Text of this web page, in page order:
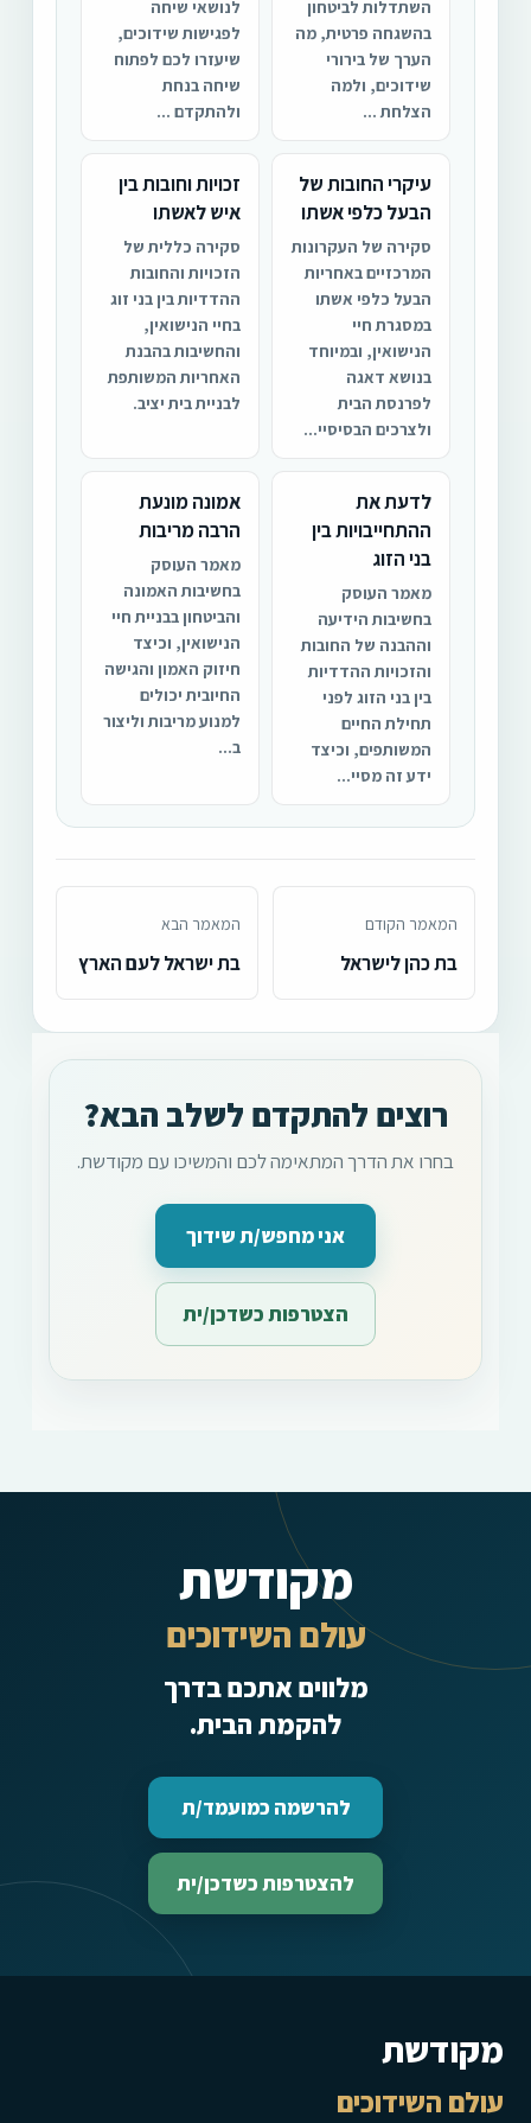
השתדלות לביטחון
בהשגחה פרטית, מה
הערך של בירורי
שידוכים, ולמה
הצלחת ...
לנושאי שיחה
לפגישות שידוכים,
שיעזרו לכם לפתוח
שיחה בנחת
ולהתקדם ...
עיקרי החובות של
הבעל כלפי אשתו
סקירה של העקרונות
המרכזיים באחריות
הבעל כלפי אשתו
במסגרת חיי
הנישואין, ובמיוחד
בנושא דאגה
לפרנסת הבית
ולצרכים הבסיסיי...
זכויות וחובות בין
איש לאשתו
סקירה כללית של
הזכויות והחובות
ההדדיות בין בני זוג
בחיי הנישואין,
והחשיבות בהבנת
האחריות המשותפת
לבניית בית יציב.
לדעת את
ההתחייבויות בין
בני הזוג
מאמר העוסק
בחשיבות הידיעה
וההבנה של החובות
והזכויות ההדדיות
בין בני הזוג לפני
תחילת החיים
המשותפים, וכיצד
ידע זה מסיי...
אמונה מונעת
הרבה מריבות
מאמר העוסק
בחשיבות האמונה
והביטחון בבניית חיי
הנישואין, וכיצד
חיזוק האמון והגישה
החיובית יכולים
למנוע מריבות וליצור
ב...
המאמר הקודם
בת כהן לישראל
המאמר הבא
בת ישראל לעם הארץ
רוצים להתקדם לשלב הבא?
בחרו את הדרך המתאימה לכם והמשיכו עם מקודשת.
אני מחפש/ת שידוך
הצטרפות כשדכן/ית
מקודשת
עולם השידוכים
מלווים אתכם בדרך
להקמת הבית.
להרשמה כמועמד/ת
להצטרפות כשדכן/ית
מקודשת
עולם השידוכים